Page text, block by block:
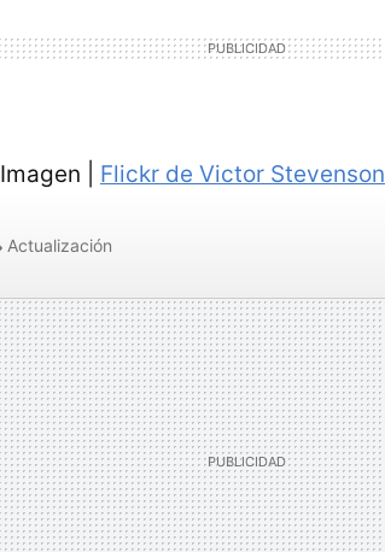
Imagen | Flickr de Victor Stevenson
Actualización